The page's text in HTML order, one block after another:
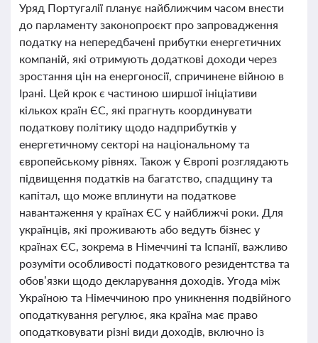
Уряд Португалії планує найближчим часом внести
до парламенту законопроєкт про запровадження
податку на непередбачені прибутки енергетичних
компаній, які отримують додаткові доходи через
зростання цін на енергоносії, спричинене війною в
Ірані. Цей крок є частиною ширшої ініціативи
кількох країн ЄС, які прагнуть координувати
податкову політику щодо надприбутків у
енергетичному секторі на національному та
європейському рівнях. Також у Європі розглядають
підвищення податків на багатство, спадщину та
капітал, що може вплинути на податкове
навантаження у країнах ЄС у найближчі роки. Для
українців, які проживають або ведуть бізнес у
країнах ЄС, зокрема в Німеччині та Іспанії, важливо
розуміти особливості податкового резидентства та
обов’язки щодо декларування доходів. Угода між
Україною та Німеччиною про уникнення подвійного
оподаткування регулює, яка країна має право
оподатковувати різні види доходів, включно із